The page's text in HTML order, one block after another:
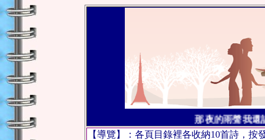
那夜的雨聲我還
【導覽】：各頁目錄裡各收納10首詩，